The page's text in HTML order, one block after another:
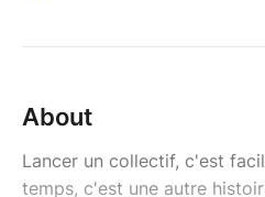
About
Lancer un collectif, c'est
temps, c'est une autre